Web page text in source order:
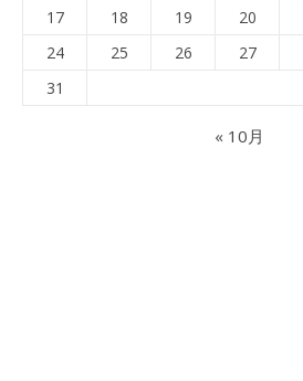
17
18 19 20
24
25 26 27
31
« 10月